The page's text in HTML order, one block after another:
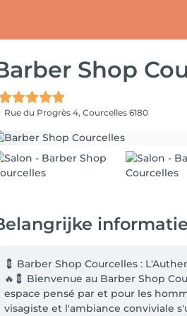
Shop
Rue du Progrès 4, Courcelles 6180
informatie
💈 Barber Shop Courcelles :
🔥💈 Bienvenue au Barber Shop
espace pensé par et pour les
visagiste et l'ambiance conviviale